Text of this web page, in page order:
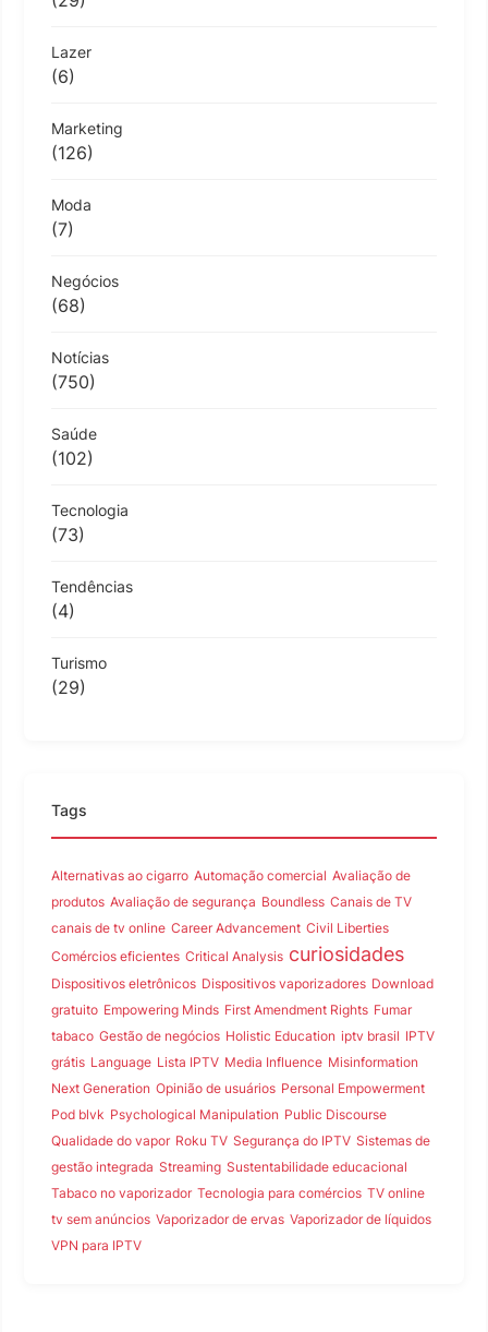
Lazer
(6)
Marketing
(126)
Moda
(7)
Negócios
(68)
Notícias
(750)
Saúde
(102)
Tecnologia
(73)
Tendências
(4)
Turismo
(29)
Tags
Alternativas ao cigarro Automação comercial Avaliação de
produtos Avaliação de segurança Boundless Canais de TV
canais de tv online Career Advancement Civil Liberties
Comércios eficientes Critical Analysis curiosidades
Dispositivos eletrônicos Dispositivos vaporizadores Download
gratuito Empowering Minds First Amendment Rights Fumar
tabaco Gestão de negócios Holistic Education iptv brasil IPTV
grátis Language Lista IPTV Media Influence Misinformation
Next Generation Opinião de usuários Personal Empowerment
Pod blvk Psychological Manipulation Public Discourse
Qualidade do vapor Roku TV Segurança do IPTV Sistemas de
gestão integrada Streaming Sustentabilidade educacional
Tabaco no vaporizador Tecnologia para comércios TV online
tv sem anúncios Vaporizador de ervas Vaporizador de líquidos
VPN para IPTV